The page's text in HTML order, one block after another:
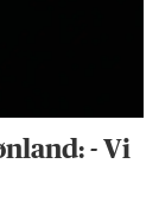
- Vi